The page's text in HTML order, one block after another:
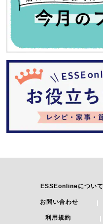
ESSEonlineについて
お問い合わせ
利用規約